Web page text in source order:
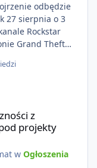
odbędzie
27 sierpnia o 3
Rockstar
Grand Theft
Auto VI
z
projekty
w Ogłoszenia